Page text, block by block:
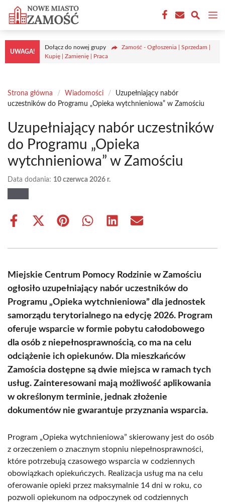
Przejdź
treści
UWAGA!
Dołącz do nowej grupy
Zamość - Ogłoszenia | Sprzedam |
Kupię | Zamienię | Praca
Strona główna / Wiadomości /
Uzupełniający nabór
uczestników do Programu „Opieka wytchnieniowa” w Zamościu
Uzupełniający nabór uczestników
do Programu „Opieka
wytchnieniowa” w Zamościu
Data dodania: 10 czerwca 2026 r.
Share
Share
(Twitter)
Share Share Share Share
Miejskie Centrum Pomocy Rodzinie w Zamościu
ogłosiło uzupełniający nabór uczestników do
Programu „Opieka wytchnieniowa” dla jednostek
samorządu terytorialnego na edycję 2026. Program
oferuje wsparcie w formie pobytu całodobowego
dla osób z niepełnosprawnością, co ma na celu
odciążenie ich opiekunów. Dla mieszkańców
Zamościa dostępne są dwie miejsca w ramach tych
usług. Zainteresowani mają możliwość aplikowania
w określonym terminie, jednak złożenie
dokumentów nie gwarantuje przyznania wsparcia.
Program „Opieka wytchnieniowa” skierowany jest do osób
z orzeczeniem o znacznym stopniu niepełnosprawności,
które potrzebują czasowego wsparcia w codziennych
obowiązkach opiekuńczych. Realizacja usług ma na celu
oferowanie opieki przez maksymalnie 14 dni w roku, co
pozwoli opiekunom na odpoczynek od codziennych